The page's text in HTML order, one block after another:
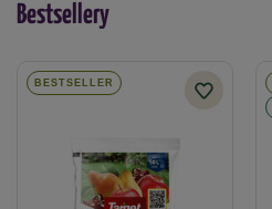
Bestsellery
BESTSELLER